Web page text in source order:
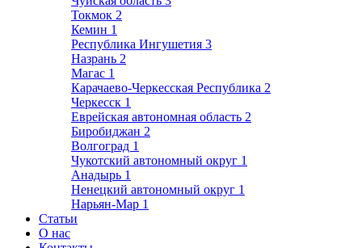
Токмок 2
Кемин 1
Республика Ингушетия 3
Назрань 2
Магас 1
Карачаево-Черкесская Республика 2
Черкесск 1
Еврейская автономная область 2
Биробиджан 2
Волгоград 1
Чукотский автономный округ 1
Анадырь 1
Ненецкий автономный округ 1
Нарьян-Мар 1
Статьи
О нас